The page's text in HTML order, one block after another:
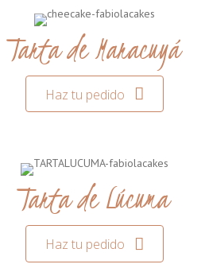
Tarta de Maracuyá
Haz tu pedido
Tarta de Lúcuma
Haz tu pedido